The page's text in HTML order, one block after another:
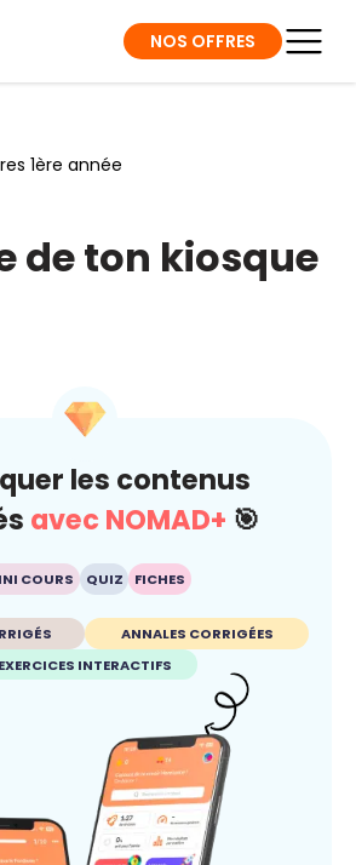
NOS OFFRES
1ère année
de ton kiosque
les contenus
avec NOMAD+ 🎯
COURS QUIZ FICHES
ANNALES CORRIGÉES
EXERCICES INTERACTIFS